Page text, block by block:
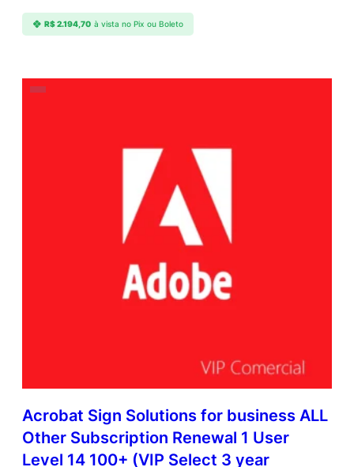
R$2.194,70 à vista no Pix ou Boleto
Acrobat Sign Solutions for business ALL
Other Subscription Renewal 1 User
Level 14 100+ (VIP Select 3 year